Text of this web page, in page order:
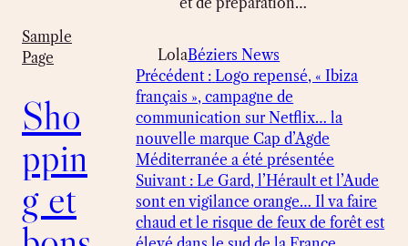
Sample
Page
Sho
ppin
g et
et de préparation…
LolaBéziers News
Précédent : Logo repensé, « Ibiza
français », campagne de
communication sur Netflix… la
nouvelle marque Cap d’Agde
Méditerranée a été présentée
Suivant : Le Gard, l’Hérault et l’Aude
sont en vigilance orange… Il va faire
chaud et le risque de feux de forêt est